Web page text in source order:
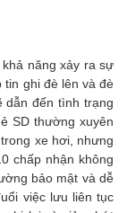
năng xảy ra sự
tin ghi đè lên và đè
dẫn đến tình trạng
SD thường xuyên
xe hơi, nhưng
chấp nhận không
bảo mật và dễ
việc lưu liên tục